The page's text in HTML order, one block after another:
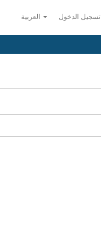
تسجيل الدخول